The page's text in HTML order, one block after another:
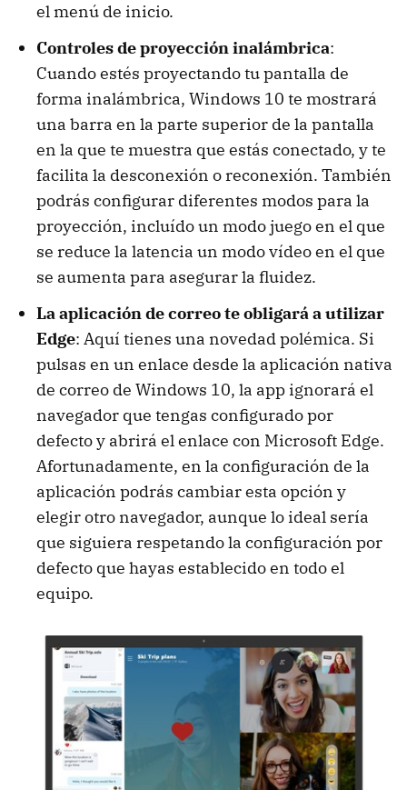
el menú de inicio.
Controles de proyección inalámbrica:
Cuando estés proyectando tu pantalla de
forma inalámbrica, Windows 10 te mostrará
una barra en la parte superior de la pantalla
en la que te muestra que estás conectado, y te
facilita la desconexión o reconexión. También
podrás configurar diferentes modos para la
proyección, incluído un modo juego en el que
se reduce la latencia un modo vídeo en el que
se aumenta para asegurar la fluidez.
La aplicación de correo te obligará a utilizar
Edge: Aquí tienes una novedad polémica. Si
pulsas en un enlace desde la aplicación nativa
de correo de Windows 10, la app ignorará el
navegador que tengas configurado por
defecto y abrirá el enlace con Microsoft Edge.
Afortunadamente, en la configuración de la
aplicación podrás cambiar esta opción y
elegir otro navegador, aunque lo ideal sería
que siguiera respetando la configuración por
defecto que hayas establecido en todo el
equipo.